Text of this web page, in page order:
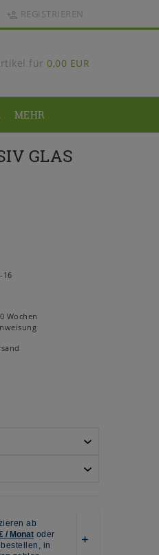
REGISTRIEREN
für 0,00 EUR
MEHR
GLAS
16
Wochen